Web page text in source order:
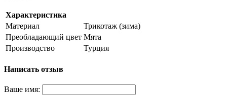
Характеристика
Материал
Трикотаж (зима)
Преобладающий цвет Мята
Производство
Турция
Написать отзыв
Ваше имя: